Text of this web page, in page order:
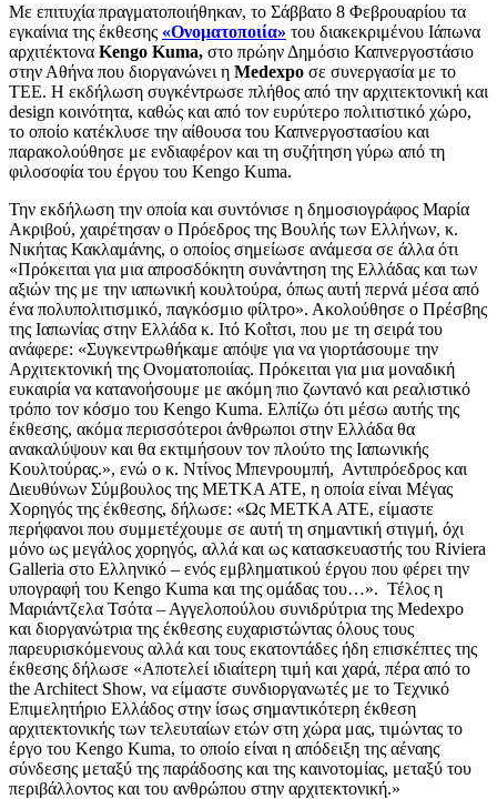
Με επιτυχία πραγματοποιήθηκαν, το Σάββατο 8 Φεβρουαρίου τα
εγκαίνια της έκθεσης «Ονοματοποιία» του διακεκριμένου Ιάπωνα
αρχιτέκτονα Kengo Kuma, στο πρώην Δημόσιο Καπνεργοστάσιο
στην Αθήνα που διοργανώνει η Medexpo σε συνεργασία με το
ΤΕΕ. Η εκδήλωση συγκέντρωσε πλήθος από την αρχιτεκτονική και
design κοινότητα, καθώς και από τον ευρύτερο πολιτιστικό χώρο,
το οποίο κατέκλυσε την αίθουσα του Καπνεργοστασίου και
παρακολούθησε με ενδιαφέρον και τη συζήτηση γύρω από τη
φιλοσοφία του έργου του Κengo Kuma.
Την εκδήλωση την οποία και συντόνισε η δημοσιογράφος Μαρία
Ακριβού, χαιρέτησαν ο Πρόεδρος της Βουλής των Ελλήνων, κ.
Νικήτας Κακλαμάνης, ο οποίος σημείωσε ανάμεσα σε άλλα ότι
«Πρόκειται για μια απροσδόκητη συνάντηση της Ελλάδας και των
αξιών της με την ιαπωνική κουλτούρα, όπως αυτή περνά μέσα από
ένα πολυπολιτισμικό, παγκόσμιο φίλτρο». Ακολούθησε ο Πρέσβης
της Ιαπωνίας στην Ελλάδα κ. Ιτό Κοΐτσι, που με τη σειρά του
ανάφερε: «Συγκεντρωθήκαμε απόψε για να γιορτάσουμε την
Αρχιτεκτονική της Ονοματοποιίας. Πρόκειται για μια μοναδική
ευκαιρία να κατανοήσουμε με ακόμη πιο ζωντανό και ρεαλιστικό
τρόπο τον κόσμο του Kengo Kuma. Ελπίζω ότι μέσω αυτής της
έκθεσης, ακόμα περισσότεροι άνθρωποι στην Ελλάδα θα
ανακαλύψουν και θα εκτιμήσουν τον πλούτο της Ιαπωνικής
Κουλτούρας.», ενώ ο κ. Ντίνος Μπενρουμπή, Αντιπρόεδρος και
Διευθύνων Σύμβουλος της ΜΕΤΚΑ ΑΤΕ, η οποία είναι Μέγας
Χορηγός της έκθεσης, δήλωσε: «Ως ΜΕΤΚΑ ΑΤΕ, είμαστε
περήφανοι που συμμετέχουμε σε αυτή τη σημαντική στιγμή, όχι
μόνο ως μεγάλος χορηγός, αλλά και ως κατασκευαστής του Riviera
Galleria στο Ελληνικό – ενός εμβληματικού έργου που φέρει την
υπογραφή του Kengo Kuma και της ομάδας του…». Τέλος η
Μαριάντζελα Τσότα – Αγγελοπούλου συνιδρύτρια της Medexpo
και διοργανώτρια της έκθεσης ευχαριστώντας όλους τους
παρευρισκόμενους αλλά και τους εκατοντάδες ήδη επισκέπτες της
έκθεσης δήλωσε «Αποτελεί ιδιαίτερη τιμή και χαρά, πέρα από το
the Architect Show, να είμαστε συνδιοργανωτές με το Τεχνικό
Επιμελητήριο Ελλάδος στην ίσως σημαντικότερη έκθεση
αρχιτεκτονικής των τελευταίων ετών στη χώρα μας, τιμώντας το
έργο του Kengo Kuma, το οποίο είναι η απόδειξη της αέναης
σύνδεσης μεταξύ της παράδοσης και της καινοτομίας, μεταξύ του
περιβάλλοντος και του ανθρώπου στην αρχιτεκτονική.»